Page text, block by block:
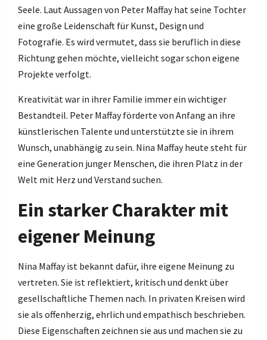
Seele. Laut Aussagen von Peter Maffay hat seine Tochter
eine große Leidenschaft für Kunst, Design und
Fotografie. Es wird vermutet, dass sie beruflich in diese
Richtung gehen möchte, vielleicht sogar schon eigene
Projekte verfolgt.
Kreativität war in ihrer Familie immer ein wichtiger
Bestandteil. Peter Maffay förderte von Anfang an ihre
künstlerischen Talente und unterstützte sie in ihrem
Wunsch, unabhängig zu sein. Nina Maffay heute steht für
eine Generation junger Menschen, die ihren Platz in der
Welt mit Herz und Verstand suchen.
Ein starker Charakter mit
eigener Meinung
Nina Maffay ist bekannt dafür, ihre eigene Meinung zu
vertreten. Sie ist reflektiert, kritisch und denkt über
gesellschaftliche Themen nach. In privaten Kreisen wird
sie als offenherzig, ehrlich und empathisch beschrieben.
Diese Eigenschaften zeichnen sie aus und machen sie zu